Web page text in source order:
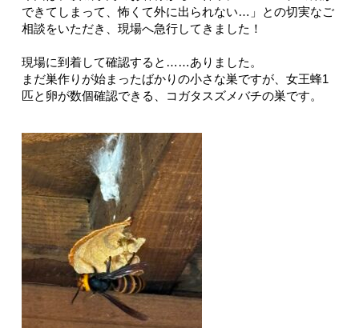
できてしまって、怖くて外に出られない…」との切実なご
相談をいただき、現場へ急行してきました！
現場に到着して確認すると……ありました。
まだ巣作りが始まったばかりの小さな巣ですが、女王蜂1
匹と卵が数個確認できる、コガタスズメバチの巣です。